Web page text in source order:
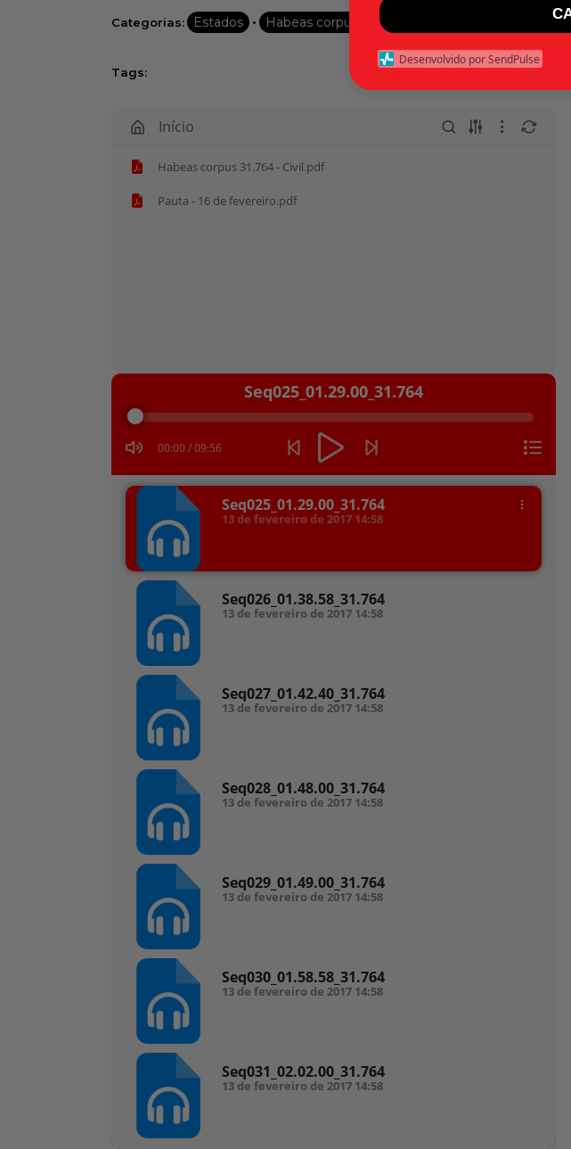
Categorias: Estados • Habeas corpus
Tags:
Início
Habeas corpus 31.764 - Civil.pdf
Pauta - 16 de fevereiro.pdf
Tocador
áudio
Seq025_01.29.00_31.764
00:00 /09:56
Seq025_01.29.00_31.764
13 de fevereiro de 2017 14:58
Seq026_01.38.58_31.764
13 de fevereiro de 2017 14:58
Seq027_01.42.40_31.764
13 de fevereiro de 2017 14:58
Seq028_01.48.00_31.764
13 de fevereiro de 2017 14:58
Seq029_01.49.00_31.764
13 de fevereiro de 2017 14:58
Seq030_01.58.58_31.764
13 de fevereiro de 2017 14:58
Seq031_02.02.00_31.764
13 de fevereiro de 2017 14:58
Desenvolvido por SendPulse